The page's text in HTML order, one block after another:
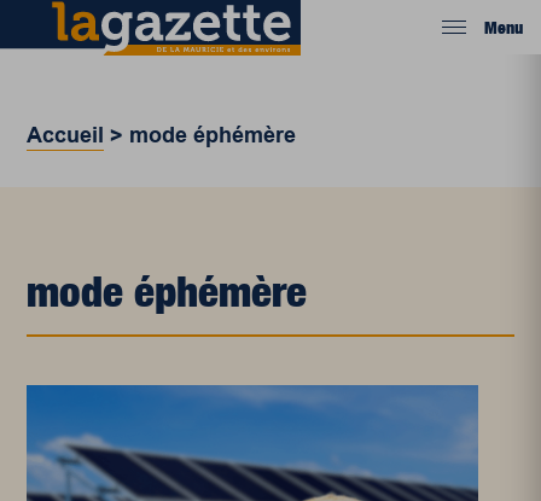
Menu
Accueil > mode éphémère
mode éphémère